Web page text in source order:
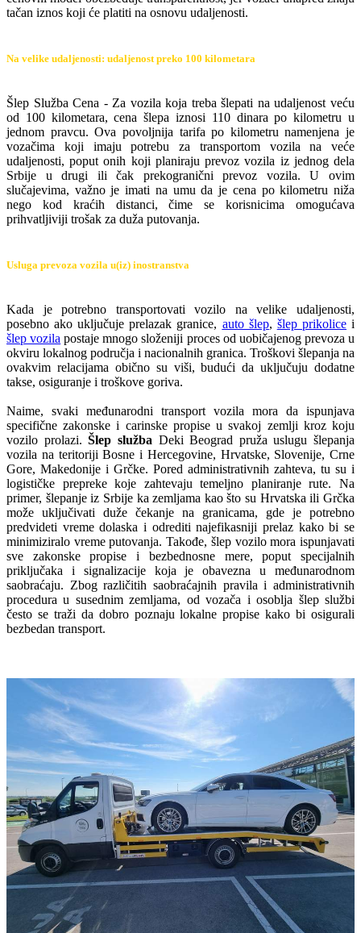
tačan iznos koji će platiti na osnovu udaljenosti.
Na velike udaljenosti: udaljenost preko 100 kilometara
Šlep Služba Cena - Za vozila koja treba šlepati na udaljenost veću
od 100 kilometara, cena šlepa iznosi 110 dinara po kilometru u
jednom pravcu. Ova povoljnija tarifa po kilometru namenjena je
vozačima koji imaju potrebu za transportom vozila na veće
udaljenosti, poput onih koji planiraju prevoz vozila iz jednog dela
Srbije u drugi ili čak prekogranični prevoz vozila. U ovim
slučajevima, važno je imati na umu da je cena po kilometru niža
nego kod kraćih distanci, čime se korisnicima omogućava
prihvatljiviji trošak za duža putovanja.
Usluga prevoza vozila u(iz) inostranstva
Kada je potrebno transportovati vozilo na velike udaljenosti,
posebno ako uključuje prelazak granice, auto šlep, šlep prikolicei
šlep vozila postaje mnogo složeniji proces od uobičajenog prevoza u
okviru lokalnog područja i nacionalnih granica. Troškovi šlepanja na
ovakvim relacijama obično su viši, budući da uključuju dodatne
takse, osiguranje i troškove goriva.
Naime, svaki međunarodni transport vozila mora da ispunjava
specifične zakonske i carinske propise u svakoj zemlji kroz koju
vozilo prolazi.Šlep služba Deki Beograd pruža uslugu šlepanja
vozila na teritoriji Bosne i Hercegovine, Hrvatske, Slovenije, Crne
Gore, Makedonije i Grčke. Pored administrativnih zahteva, tu su i
logističke prepreke koje zahtevaju temeljno planiranje rute. Na
primer, šlepanje iz Srbije ka zemljama kao što su Hrvatska ili Grčka
može uključivati duže čekanje na granicama, gde je potrebno
predvideti vreme dolaska i odrediti najefikasniji prelaz kako bi se
minimiziralo vreme putovanja. Takođe, šlep vozilo mora ispunjavati
sve zakonske propise i bezbednosne mere, poput specijalnih
priključaka i signalizacije koja je obavezna u međunarodnom
saobraćaju. Zbog različitih saobraćajnih pravila i administrativnih
procedura u susednim zemljama, od vozača i osoblja šlep službi
često se traži da dobro poznaju lokalne propise kako bi osigurali
bezbedan transport.